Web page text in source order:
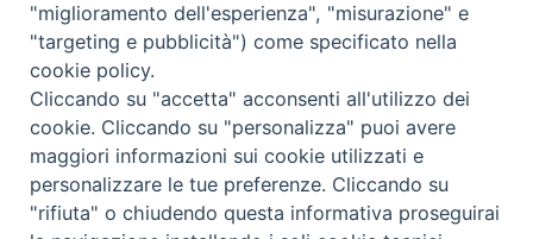
Orari Curia
Mar. / Mer. / Giov. ore 9 - 13
nei mesi estivi solo Martedì ore 9 - 13
WebMail
"miglioramento dell'esperienza", "misurazione" e
"targeting e pubblicità") come specificato nella
cookie policy.
Cliccando su "accetta" acconsenti all'utilizzo dei
cookie. Cliccando su "personalizza" puoi avere
maggiori informazioni sui cookie utilizzati e
personalizzare le tue preferenze. Cliccando su
"rifiuta" o chiudendo questa informativa proseguirai